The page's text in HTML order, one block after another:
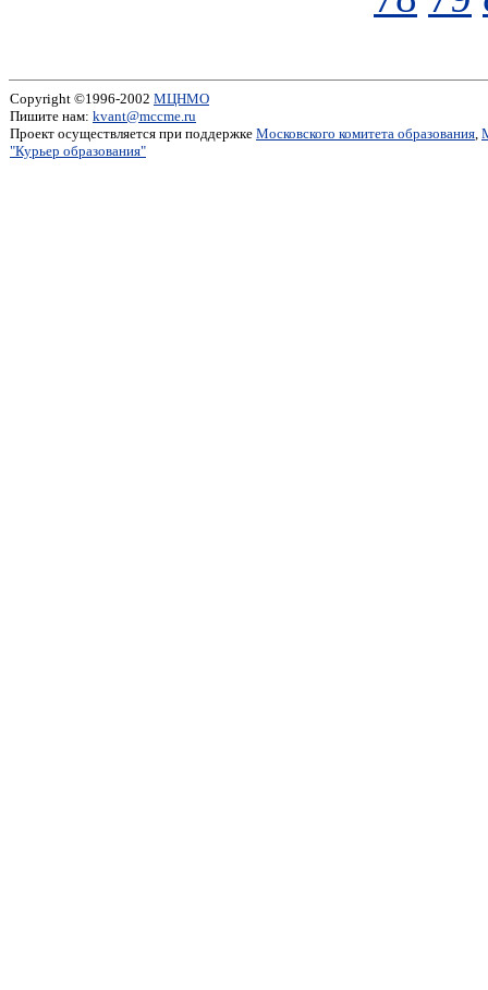
Copyright ©1996-2002 МЦНМО
Пишите нам: kvant@mccme.ru
Проект осуществляется при поддержке Московского комитета образования,
"Курьер образования"